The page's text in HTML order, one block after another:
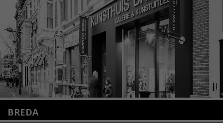
Lees meer
BREDA